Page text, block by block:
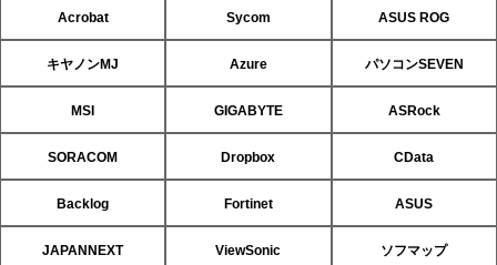
Acrobat Sycom ASUS ROG
キヤノンMJ Azure パソコンSEVEN
MSI GIGABYTE ASRock
SORACOM Dropbox CData
Backlog Fortinet ASUS
JAPANNEXT ViewSonic ソフマップ